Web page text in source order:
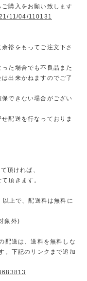
購入をお願い致します
11/04/110131
裕をもってご注文下さ
た場合でも不良品また
出来かねますのでご了
できない場合がござい
配送を行なっておりま
頂ければ、
頂きます。
上で、配送料は無料に
象外)
配送は、送料を無料しな
。下記のリンクまで追加